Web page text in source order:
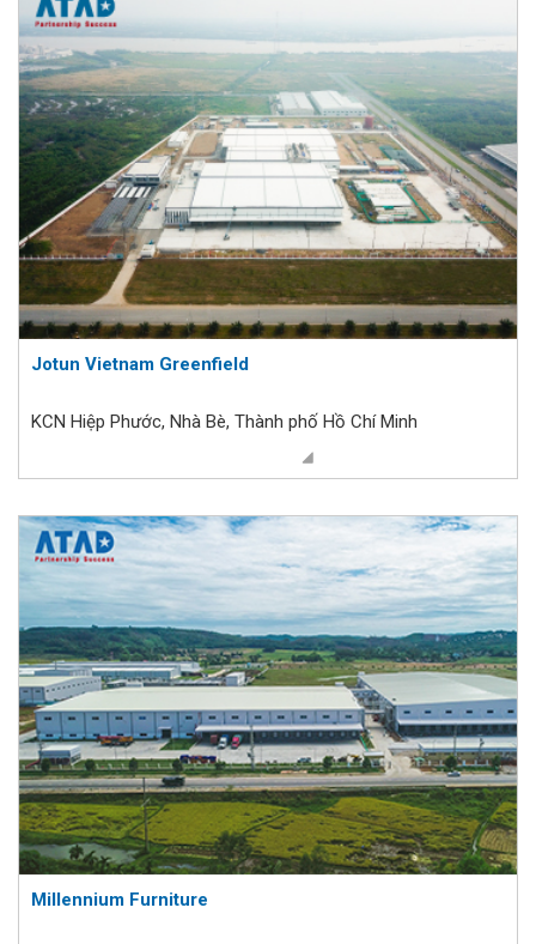
Jotun Vietnam Greenfield
KCN Hiệp Phước, Nhà Bè, Thành phố Hồ Chí Minh
Millennium Furniture